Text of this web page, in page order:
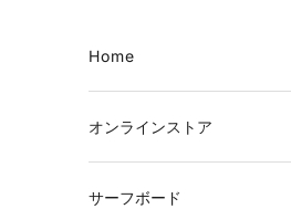
Home
オンラインストア
サーフボード